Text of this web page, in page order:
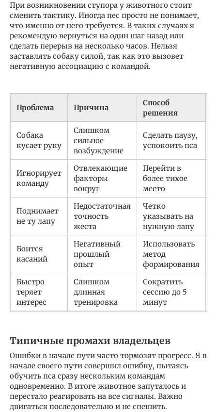
При возникновении ступора у животного стоит
сменить тактику. Иногда пес просто не понимает,
что именно от него требуется. В таких случаях я
рекомендую вернуться на один шаг назад или
сделать перерыв на несколько часов. Нельзя
заставлять собаку силой, так как это вызовет
негативную ассоциацию с командой.
Проблема Причина
Способ
решения
Собака
кусает руку
Слишком
сильное
возбуждение
Сделать паузу,
успокоить пса
Игнорирует
команду
Отвлекающие
факторы
вокруг
Перейти в
более тихое
место
Поднимает
не ту лапу
Недостаточная
точность
жеста
Четко
указывать на
нужную лапу
Боится
касаний
Негативный
прошлый
опыт
Использовать
метод
формирования
Быстро
теряет
интерес
Слишком
длинная
тренировка
Сократить
сессию до 5
минут
Типичные промахи владельцев
Ошибки в начале пути часто тормозят прогресс. Я в
начале своего пути совершил ошибку, пытаясь
обучить пса сразу нескольким командам
одновременно. В итоге животное запуталось и
перестало реагировать на все сигналы. Важно
двигаться последовательно и не спешить.